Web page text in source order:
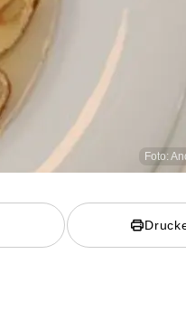
Foto: